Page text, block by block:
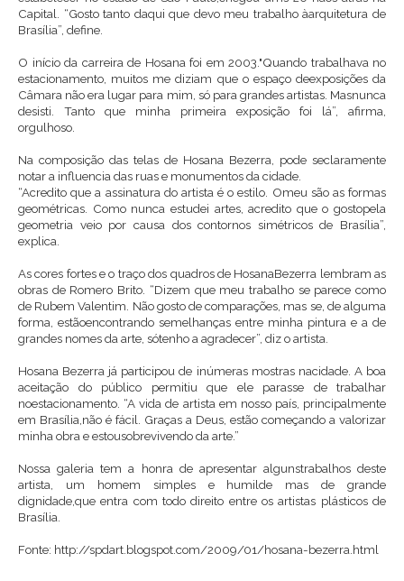
Capital. “Gosto tanto daqui que devo meu trabalho àarquitetura de
Brasília”, define.
O início da carreira de Hosana foi em 2003."Quando trabalhava no
estacionamento, muitos me diziam que o espaço deexposições da
Câmara não era lugar para mim, só para grandes artistas. Masnunca
desisti. Tanto que minha primeira exposição foi lá”, afirma,
orgulhoso.
Na composição das telas de Hosana Bezerra, pode seclaramente
notar a influencia das ruas e monumentos da cidade.
“Acredito que a assinatura do artista é o estilo. Omeu são as formas
geométricas. Como nunca estudei artes, acredito que o gostopela
geometria veio por causa dos contornos simétricos de Brasília”,
explica.
As cores fortes e o traço dos quadros de HosanaBezerra lembram as
obras de Romero Brito. “Dizem que meu trabalho se parece como
de Rubem Valentim. Não gosto de comparações, mas se, de alguma
forma, estãoencontrando semelhanças entre minha pintura e a de
grandes nomes da arte, sótenho a agradecer”, diz o artista.
Hosana Bezerra já participou de inúmeras mostras nacidade. A boa
aceitação do público permitiu que ele parasse de trabalhar
noestacionamento. “A vida de artista em nosso país, principalmente
em Brasília,não é fácil. Graças a Deus, estão começando a valorizar
minha obra e estousobrevivendo da arte.”
Nossa galeria tem a honra de apresentar algunstrabalhos deste
artista, um homem simples e humilde mas de grande
dignidade,que entra com todo direito entre os artistas plásticos de
Brasília.
Fonte: http://spdart.blogspot.com/2009/01/hosana-bezerra.html